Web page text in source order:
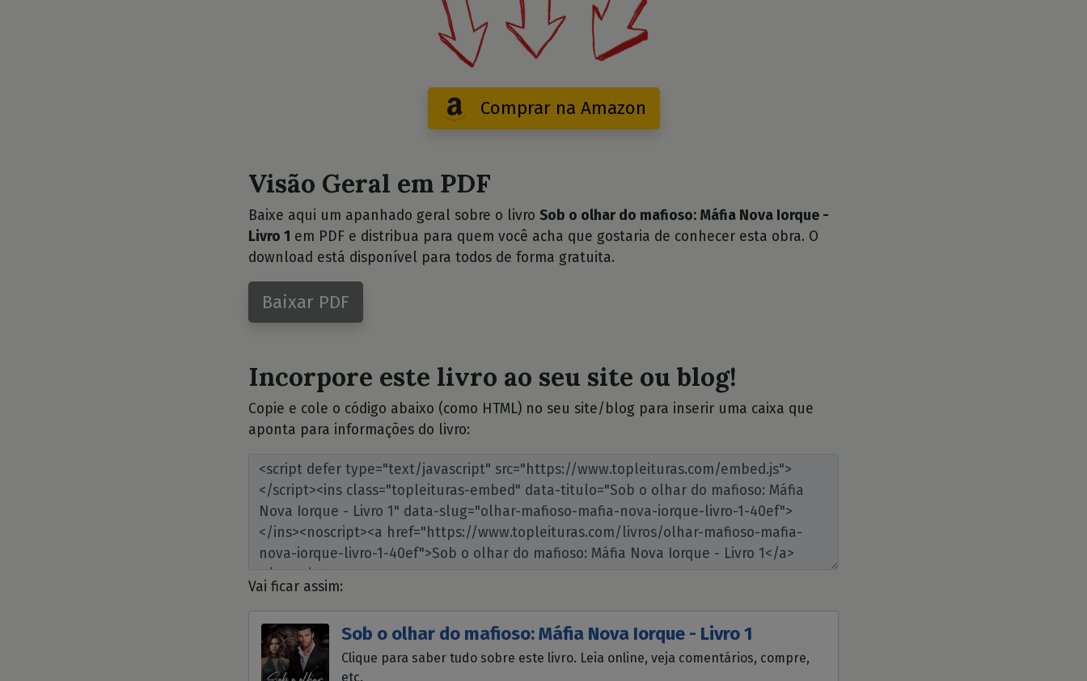
Comprar na Amazon
Visão Geral em PDF
Baixe aqui um apanhado geral sobre o livro Sob o olhar do mafioso: Máfia Nova Iorque -
Livro 1 em PDF e distribua para quem você acha que gostaria de conhecer esta obra. O
download está disponível para todos de forma gratuita.
Baixar PDF
Incorpore este livro ao seu site ou blog!
Copie e cole o código abaixo (como HTML) no seu site/blog para inserir uma caixa que
aponta para informações do livro:
Vai ficar assim:
Sob o olhar do mafioso: Máfia Nova Iorque - Livro 1
Clique para saber tudo sobre este livro. Leia online, veja comentários, compre,
etc.